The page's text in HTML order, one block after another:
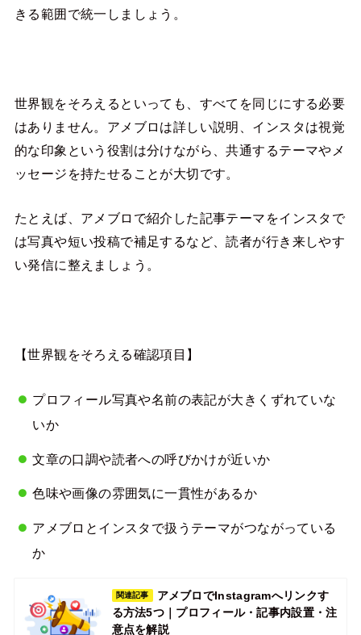
きる範囲で統一しましょう。
世界観をそろえるといっても、すべてを同じにする必要
はありません。アメブロは詳しい説明、インスタは視覚
的な印象という役割は分けながら、共通するテーマやメ
ッセージを持たせることが大切です。
たとえば、アメブロで紹介した記事テーマをインスタで
は写真や短い投稿で補足するなど、読者が行き来しやす
い発信に整えましょう。
【世界観をそろえる確認項目】
プロフィール写真や名前の表記が大きくずれていな
いか
文章の口調や読者への呼びかけが近いか
色味や画像の雰囲気に一貫性があるか
アメブロとインスタで扱うテーマがつながっている
か
関連記事
アメブロでInstagramへリンクす
る方法5つ｜プロフィール・記事内設置・注
意点を解説